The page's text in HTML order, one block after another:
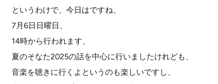
というわけで、今日はですね、
7月6日日曜日、
14時から行われます、
夏のそなた2025の話を中心に行いましたけれども、
音楽を聴きに行くよというのも楽しいですし、